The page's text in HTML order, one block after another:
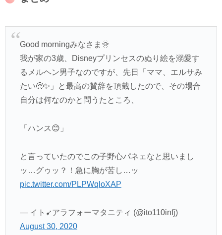
Good morningみなさま🌞
我が家の3歳、Disneyプリンセスのぬり絵を溺愛す
るメルヘン男子なのですが、先日「ママ、エルサみ
たい🥺✨」と最高の賛辞を頂戴したので、その場合
自分は何なのかと問うたところ、
「ハンス😊」
と言っていたのでこの子野心パネェなと思いまし
ッ…グゥッ？！急に胸が苦し…ッ
pic.twitter.com/PLPWqloXAP
— イト➹アラフォーマタニティ (@ito110infj)
August 30, 2020